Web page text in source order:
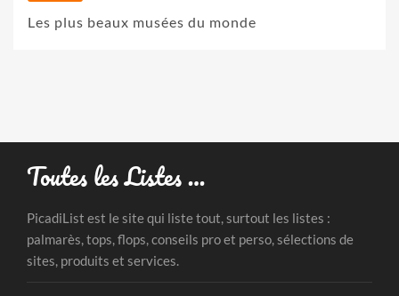
Les plus beaux musées du monde
Toutes les Listes …
PicadiList est le site qui liste tout, surtout les listes :
palmarès, tops, flops, conseils pro et perso, sélections de
sites, produits et services.